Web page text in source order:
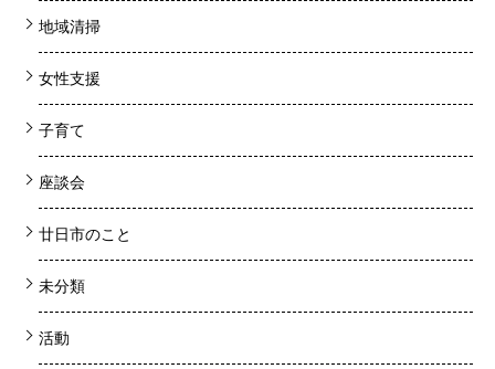
地域清掃
女性支援
子育て
座談会
廿日市のこと
未分類
活動